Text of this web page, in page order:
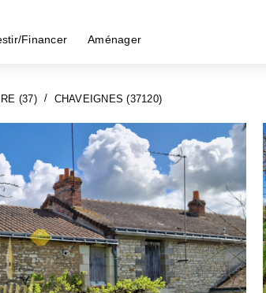
Financer Aménager
(37) CHAVEIGNES (37120)